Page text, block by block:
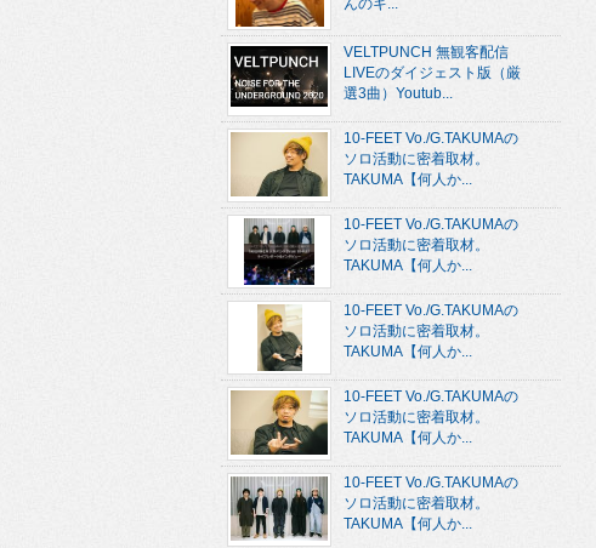
んのキ...
VELTPUNCH 無観客配信
LIVEのダイジェスト版（厳
選3曲）Youtub...
10-FEET Vo./G.TAKUMAの
ソロ活動に密着取材。
TAKUMA【何人か...
10-FEET Vo./G.TAKUMAの
ソロ活動に密着取材。
TAKUMA【何人か...
10-FEET Vo./G.TAKUMAの
ソロ活動に密着取材。
TAKUMA【何人か...
10-FEET Vo./G.TAKUMAの
ソロ活動に密着取材。
TAKUMA【何人か...
10-FEET Vo./G.TAKUMAの
ソロ活動に密着取材。
TAKUMA【何人か...